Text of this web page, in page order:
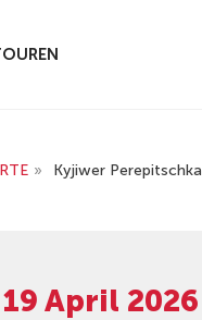
» Kyjiwer Perepitschka
19 April 2026